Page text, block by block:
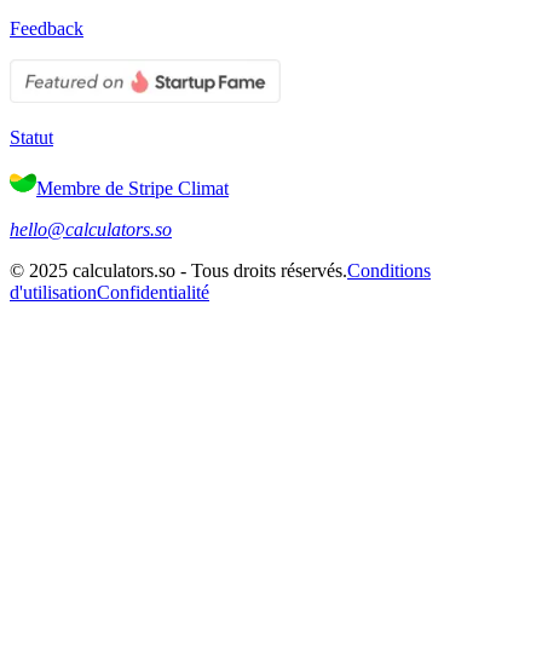
Feedback
Statut
Membre de Stripe Climat
hello@calculators.so
© 2025 calculators.so - Tous droits réservés.Conditions
d'utilisationConfidentialité